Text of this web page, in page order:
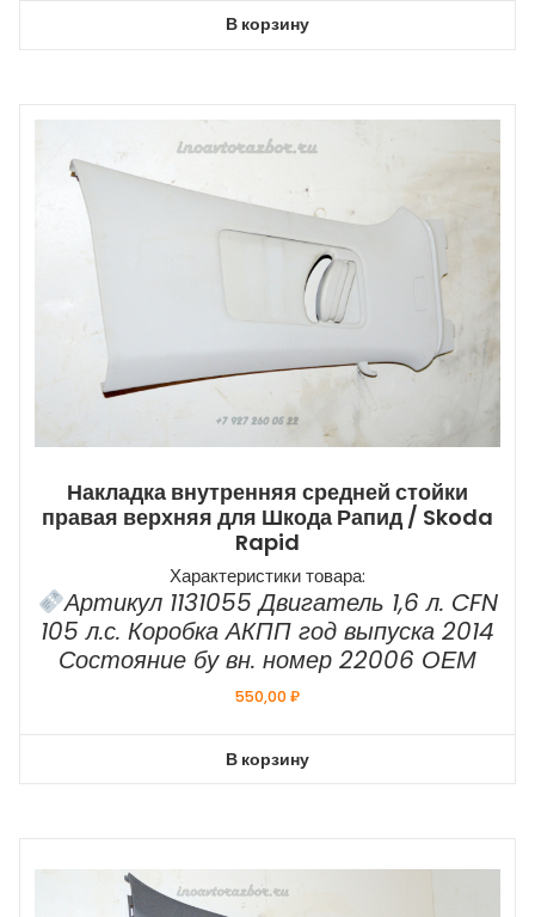
В корзину
Накладка внутренняя средней стойки
правая верхняя для Шкода Рапид / Skoda
Rapid
Характеристики товара:
Артикул 1131055 Двигатель 1,6 л. CFN
105 л.с. Коробка АКПП год выпуска 2014
Состояние бу вн. номер 22006 ОЕМ
550,00₽
В корзину